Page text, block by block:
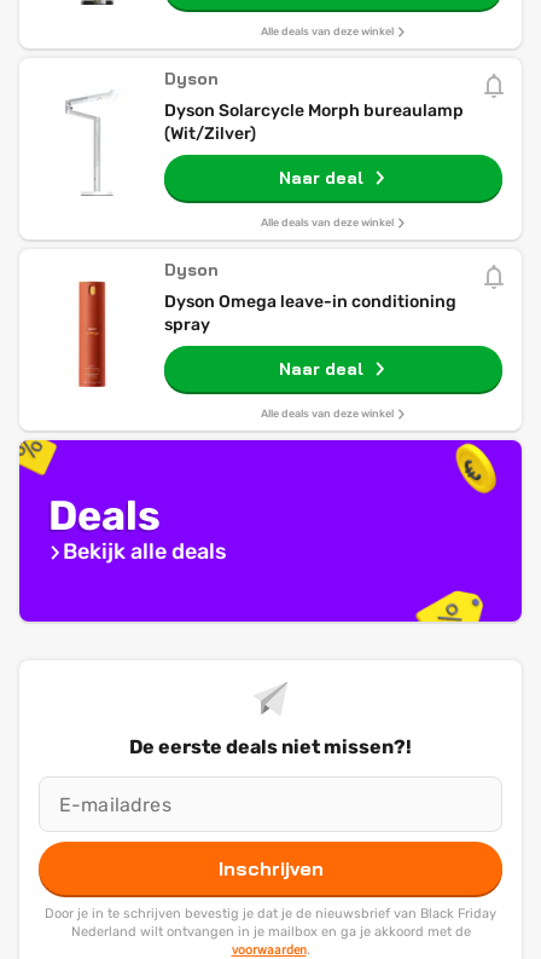
Alle deals van deze winkel
Dyson
Dyson Solarcycle Morph bureaulamp
(Wit/Zilver)
Naar deal
Alle deals van deze winkel
Dyson
Dyson Omega leave-in conditioning
spray
Naar deal
Alle deals van deze winkel
Deals
Bekijk alle deals
De eerste deals niet missen?!
Inschrijven
Door je in te schrijven bevestig je dat je de nieuwsbrief van Black Friday
Nederland wilt ontvangen in je mailbox en ga je akkoord met de
voorwaarden.